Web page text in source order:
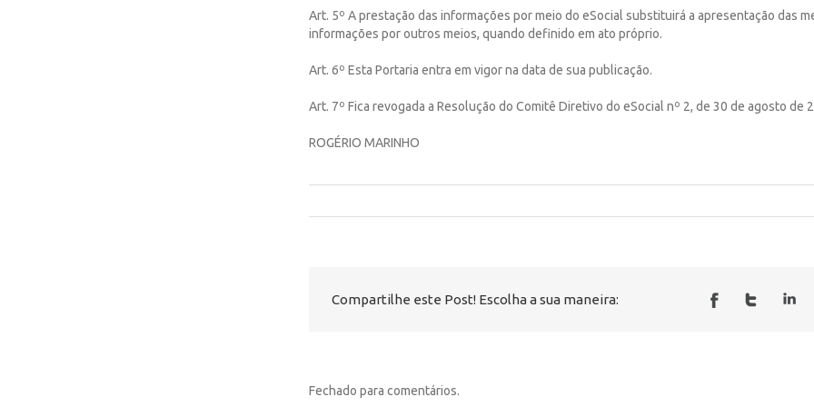
Art. 5º A prestação das informações por meio do eSocial substituirá a apresentação das
informações por outros meios, quando definido em ato próprio.
Art. 6º Esta Portaria entra em vigor na data de sua publicação.
Art. 7º Fica revogada a Resolução do Comitê Diretivo do eSocial nº 2, de 30 de agosto de
ROGÉRIO MARINHO
Compartilhe este Post! Escolha a sua maneira:
Fechado para comentários.